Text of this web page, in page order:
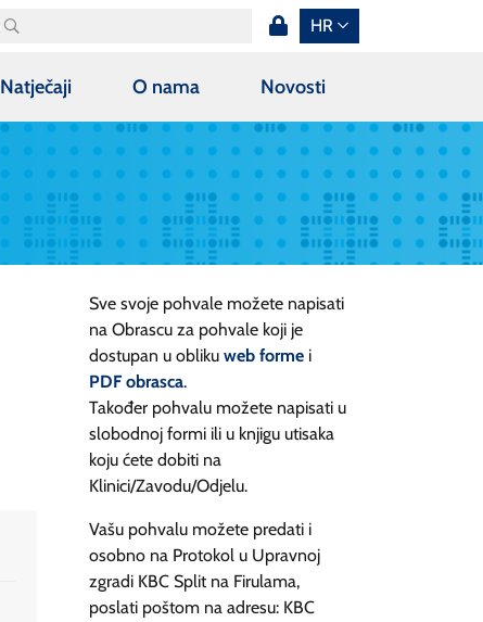
HR
Natječaji O nama Novosti
Sve svoje pohvale možete napisati
na Obrascu za pohvale koji je
dostupan u obliku web forme i
PDF obrasca.
Također pohvalu možete napisati u
slobodnoj formi ili u knjigu utisaka
koju ćete dobiti na
Klinici/Zavodu/Odjelu.
Vašu pohvalu možete predati i
osobno na Protokol u Upravnoj
zgradi KBC Split na Firulama,
poslati poštom na adresu: KBC